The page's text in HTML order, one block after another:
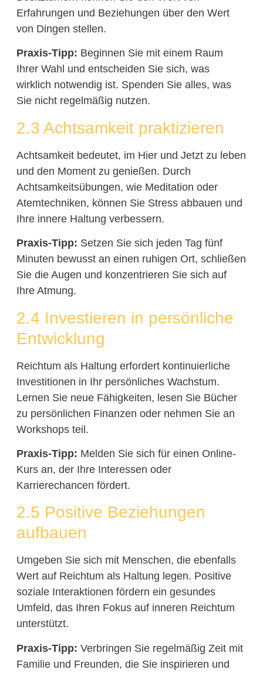
Erfahrungen und Beziehungen über den Wert
von Dingen stellen.
Praxis-Tipp: Beginnen Sie mit einem Raum
Ihrer Wahl und entscheiden Sie sich, was
wirklich notwendig ist. Spenden Sie alles, was
Sie nicht regelmäßig nutzen.
2.3 Achtsamkeit praktizieren
Achtsamkeit bedeutet, im Hier und Jetzt zu leben
und den Moment zu genießen. Durch
Achtsamkeitsübungen, wie Meditation oder
Atemtechniken, können Sie Stress abbauen und
Ihre innere Haltung verbessern.
Praxis-Tipp: Setzen Sie sich jeden Tag fünf
Minuten bewusst an einen ruhigen Ort, schließen
Sie die Augen und konzentrieren Sie sich auf
Ihre Atmung.
2.4 Investieren in persönliche
Entwicklung
Reichtum als Haltung erfordert kontinuierliche
Investitionen in Ihr persönliches Wachstum.
Lernen Sie neue Fähigkeiten, lesen Sie Bücher
zu persönlichen Finanzen oder nehmen Sie an
Workshops teil.
Praxis-Tipp: Melden Sie sich für einen Online-
Kurs an, der Ihre Interessen oder
Karrierechancen fördert.
2.5 Positive Beziehungen
aufbauen
Umgeben Sie sich mit Menschen, die ebenfalls
Wert auf Reichtum als Haltung legen. Positive
soziale Interaktionen fördern ein gesundes
Umfeld, das Ihren Fokus auf inneren Reichtum
unterstützt.
Praxis-Tipp: Verbringen Sie regelmäßig Zeit mit
Familie und Freunden, die Sie inspirieren und